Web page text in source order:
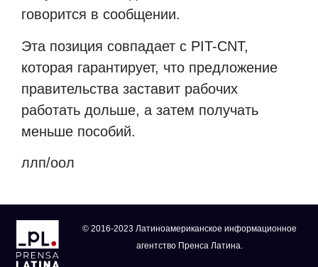
говорится в сообщении.
Эта позиция совпадает с PIT-CNT,
которая гарантирует, что предложение
правительства заставит рабочих
работать дольше, а затем получать
меньше пособий.
ллп/оол
© 2016-2023 Латиноамериканское информационное
агентство Пренса Латина.